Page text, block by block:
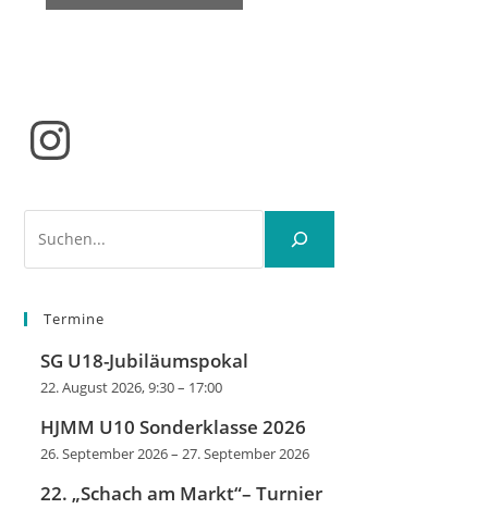
Instagram
Termine
SG U18-Jubiläumspokal
22. August 2026, 9:30– 17:00
HJMM U10 Sonderklasse 2026
26. September 2026–27. September 2026
22. „Schach am Markt“– Turnier